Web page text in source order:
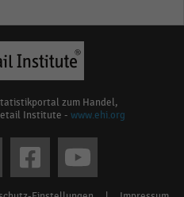
zum Handel,
Institute - www.ehi.org